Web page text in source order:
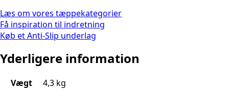
Læs om vores tæppekategorier
Få inspiration til indretning
Køb et Anti-Slip underlag
Yderligere information
Vægt
4,3 kg